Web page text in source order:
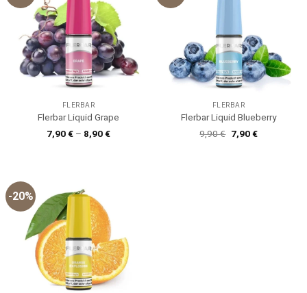
FLERBAR
Flerbar Liquid Grape
7,90€ – 8,90€
FLERBAR
Flerbar Liquid Blueberry
9,90€ Ursprünglicher
Preis
7,90€Aktueller
-20%